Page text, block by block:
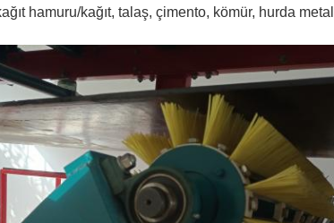
hamuru/kağıt, talaş, çimento, kömür, hurda